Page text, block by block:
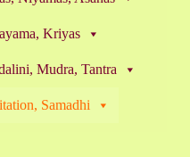
Kriyas
Mudra, Tantra
Samadhi